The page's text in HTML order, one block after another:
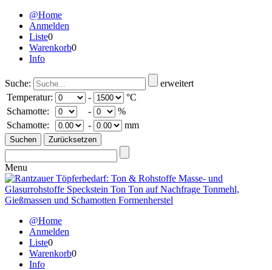
@Home
Anmelden
Liste0
Warenkorb0
Info
Suche:
erweitert
Temperatur:
-
°C
Schamotte:
-
%
Schamotte:
- mm
Menu
@Home
Anmelden
Liste0
Warenkorb0
Info